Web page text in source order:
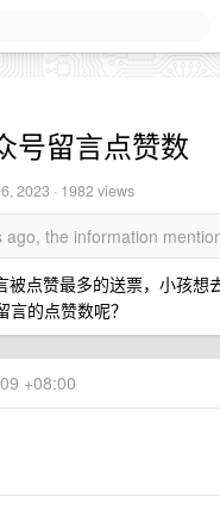
号留言点赞数
2023 · 1982 views
the information
被点赞最多的送票，小孩
的点赞数呢？
+08:00